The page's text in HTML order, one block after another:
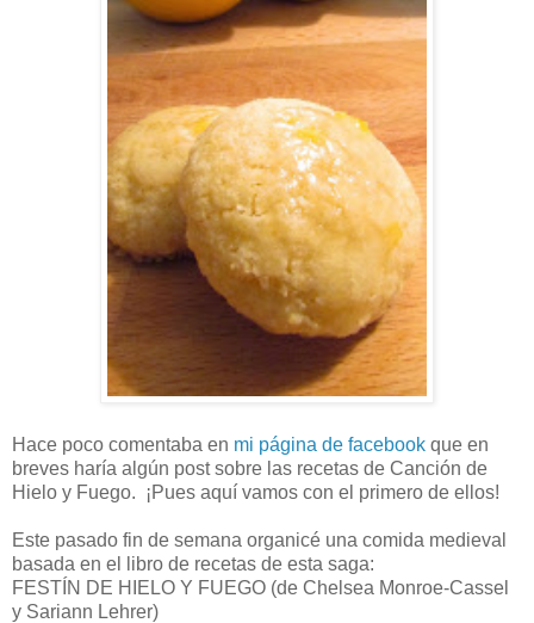
Hace poco comentaba en mi página de facebook que en
breves haría algún post sobre las recetas de Canción de
Hielo y Fuego. ¡Pues aquí vamos con el primero de ellos!
Este pasado fin de semana organicé una comida medieval
basada en el libro de recetas de esta saga:
FESTÍN DE HIELO Y FUEGO (de Chelsea Monroe-Cassel
y Sariann Lehrer)